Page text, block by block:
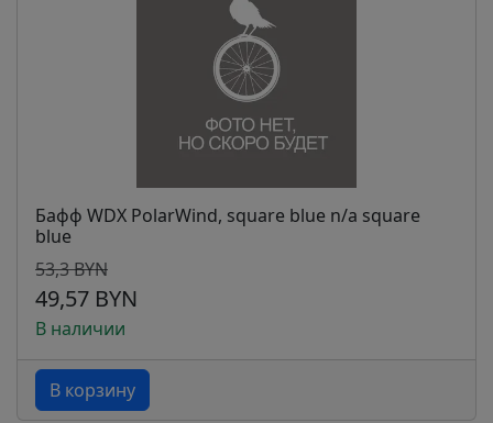
Бафф WDX PolarWind, square blue n/a square
blue
53,3 BYN
49,57 BYN
В наличии
В корзину